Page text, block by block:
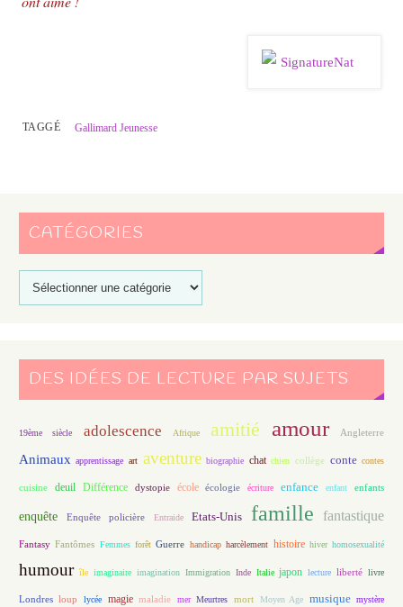
TAGGÉ Gallimard Jeunesse
CATÉGORIES
DES IDÉES DE LECTURE PAR SUJETS
19ème siècle adolescence Afrique amitié amour Angleterre
Animaux apprentissage art aventure biographie chat chien collège conte contes
cuisine deuil Différence dystopie école écologie écriture enfance enfant enfants
enquête Enquête policière Entraide Etats-Unis famille fantastique
Fantasy Fantômes Femmes forêt Guerre handicap harcèlement histoire hiver homosexualité
humour île imaginaire imagination Immigration Inde Italie japon lecture liberté livre
Londres loup lycée magie maladie mer Meurtres mort Moyen Age musique mystère